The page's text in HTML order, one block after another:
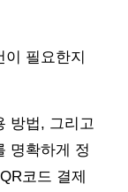
필요한지
방법, 그리고
명확하게 정
코드 결제